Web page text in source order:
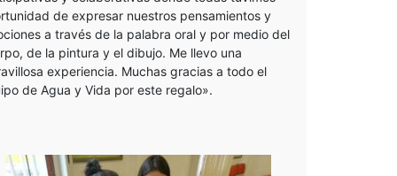
de expresar nuestros pensamientos y
a través de la palabra oral y por medio del
de la pintura y el dibujo. Me llevo una
experiencia. Muchas gracias a todo el
de Agua y Vida por este regalo».